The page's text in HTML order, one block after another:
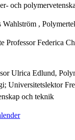
och
Wahlström ,
Professor Federica
Ulrica Edlund,
Universitetslektor
och teknik